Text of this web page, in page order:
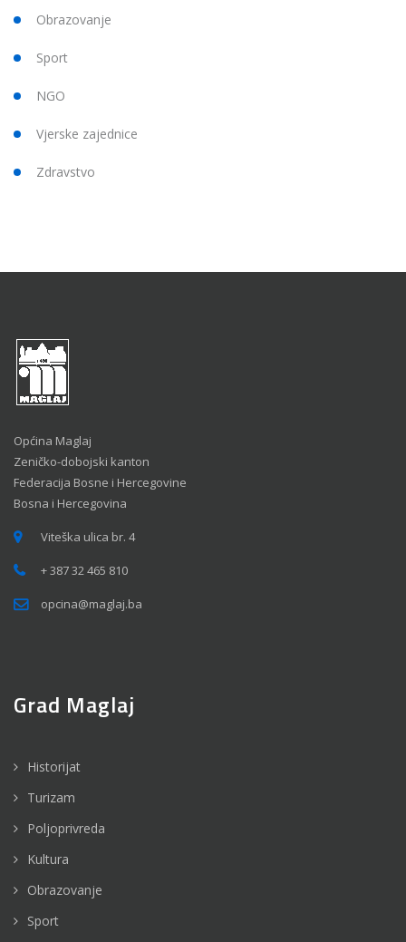
Obrazovanje
Sport
NGO
Vjerske zajednice
Zdravstvo
Općina Maglaj
Zeničko-dobojski kanton
Federacija Bosne i Hercegovine
Bosna i Hercegovina
Viteška ulica br. 4
+ 387 32 465 810
opcina@maglaj.ba
Grad Maglaj
Historijat
Turizam
Poljoprivreda
Kultura
Obrazovanje
Sport